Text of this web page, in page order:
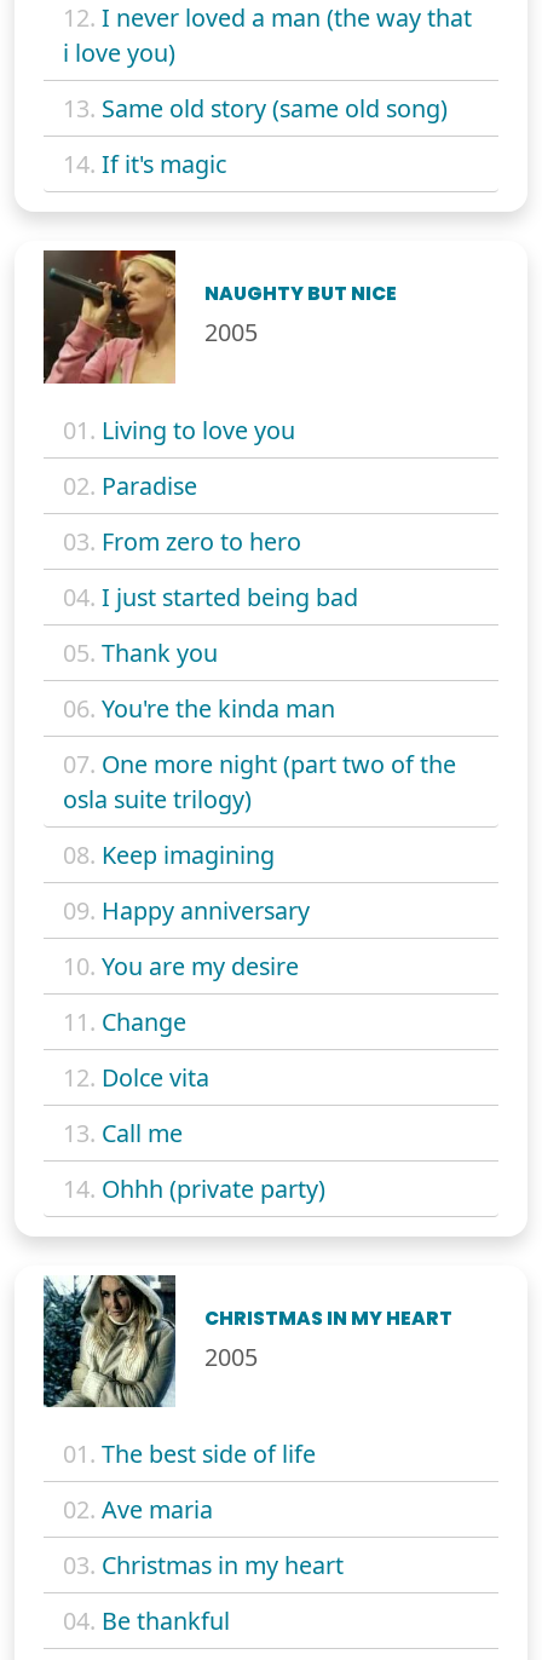
12. I never loved a man (the way that
i love you)
13. Same old story (same old song)
14. If it's magic
NAUGHTY BUT NICE
2005
01. Living to love you
02. Paradise
03. From zero to hero
04. I just started being bad
05. Thank you
06. You're the kinda man
07. One more night (part two of the
osla suite trilogy)
08. Keep imagining
09. Happy anniversary
10. You are my desire
11. Change
12. Dolce vita
13. Call me
14. Ohhh (private party)
CHRISTMAS IN MY HEART
2005
01. The best side of life
02. Ave maria
03. Christmas in my heart
04. Be thankful